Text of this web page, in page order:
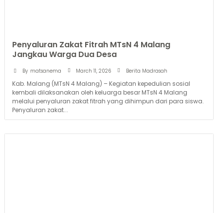
Penyaluran Zakat Fitrah MTsN 4 Malang
Jangkau Warga Dua Desa
By matsanema March 11, 2026 Berita Madrasah
Kab. Malang (MTsN 4 Malang) – Kegiatan kepedulian sosial
kembali dilaksanakan oleh keluarga besar MTsN 4 Malang
melalui penyaluran zakat fitrah yang dihimpun dari para siswa.
Penyaluran zakat...